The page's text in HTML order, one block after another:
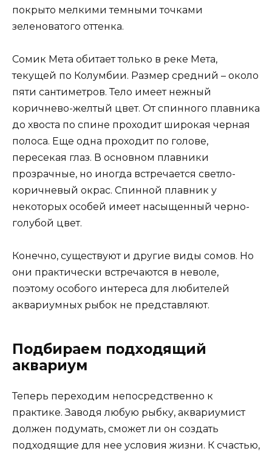
покрыто мелкими темными точками
зеленоватого оттенка.
Сомик Мета обитает только в реке Мета,
текущей по Колумбии. Размер средний – около
пяти сантиметров. Тело имеет нежный
коричнево-желтый цвет. От спинного плавника
до хвоста по спине проходит широкая черная
полоса. Еще одна проходит по голове,
пересекая глаз. В основном плавники
прозрачные, но иногда встречается светло-
коричневый окрас. Спинной плавник у
некоторых особей имеет насыщенный черно-
голубой цвет.
Конечно, существуют и другие виды сомов. Но
они практически встречаются в неволе,
поэтому особого интереса для любителей
аквариумных рыбок не представляют.
Подбираем подходящий
аквариум
Теперь переходим непосредственно к
практике. Заводя любую рыбку, аквариумист
должен подумать, сможет ли он создать
подходящие для нее условия жизни. К счастью,